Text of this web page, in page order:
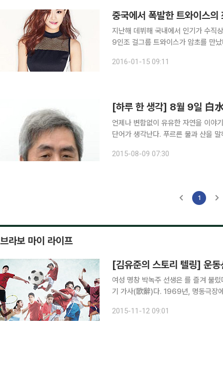
지난해 데뷔해 국내에서 인기가 수직
9인조 걸그룹 트와이스가 암초를 만
외국인 멤버들이 늘고 있는 상황에서
2016-01-15 09:11
[하루 한 생각] 8월 9일 白
언제나 변함없이 유유한 자연을 이
단어가 생각난다. 푸르른 물과 산을
는 뜻이다. 흰색은 밝음의 표상이기
2015-08-09 07:30
1
브라보 마이 라이프
[김유준의 스토리 텔링] 운
여성 명창 박녹주 선생은 를 즐겨 불
기 가사(歌辭)다. 1969년, 명동극장
갈하면 구석구석 웃음이요 / 오른 훈
2015-11-12 09:01